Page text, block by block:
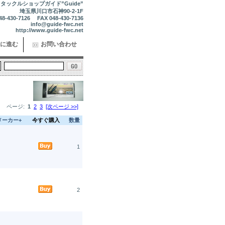
タックルショップガイド”Guide”
埼玉県川口市石神90-2-1F
430-7126 FAX 048-430-7136
info@guide-fwc.net
http://www.guide-fwc.net
進む お問い合わせ
ページ: 1 2 3 [次ページ >>]
ーカー+ 今すぐ購入 数量
1
2